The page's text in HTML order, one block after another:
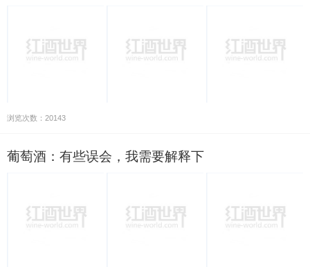
浏览次数：20143
葡萄酒：有些误会，我需要解释下